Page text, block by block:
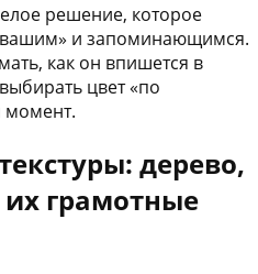
решение, которое
и запоминающимся.
как он впишется в
цвет «по
момент.
дерево,
грамотные